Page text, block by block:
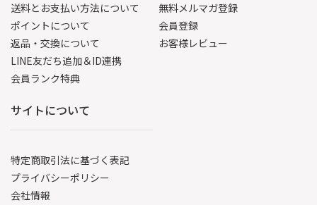
送料とお支払い方法について
ポイントについて
返品・交換について
LINE友だち追加＆ID連携
会員ランク特典
無料メルマガ登録
会員登録
お客様レビュー
サイトについて
特定商取引法に基づく表記
プライバシーポリシー
会社情報